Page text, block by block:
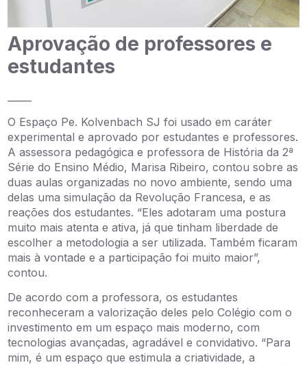
Aprovação de professores e
estudantes
O Espaço Pe. Kolvenbach SJ foi usado em caráter
experimental e aprovado por estudantes e professores.
A assessora pedagógica e professora de História da 2ª
Série do Ensino Médio, Marisa Ribeiro, contou sobre as
duas aulas organizadas no novo ambiente, sendo uma
delas uma simulação da Revolução Francesa, e as
reações dos estudantes. “Eles adotaram uma postura
muito mais atenta e ativa, já que tinham liberdade de
escolher a metodologia a ser utilizada. Também ficaram
mais à vontade e a participação foi muito maior”,
contou.
De acordo com a professora, os estudantes
reconheceram a valorização deles pelo Colégio com o
investimento em um espaço mais moderno, com
tecnologias avançadas, agradável e convidativo. “Para
mim, é um espaço que estimula a criatividade, a